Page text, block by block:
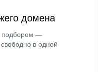
домена
подбором —
в одной